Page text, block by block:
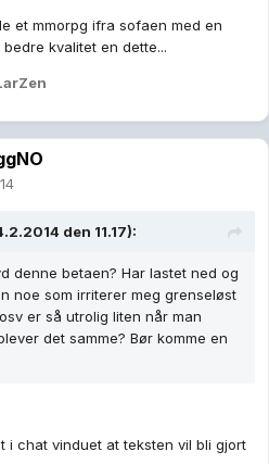
et mmorpg ifra sofaen med en
kvalitet en dette...
den 11.17):
denne betaen? Har lastet ned og
noe som irriterer meg grenseløst
er så utrolig liten når man
det samme? Bør komme en
i chat vinduet at teksten vil bli gjort